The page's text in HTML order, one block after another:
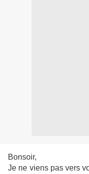
Bonsoir,
Je ne viens pas vers